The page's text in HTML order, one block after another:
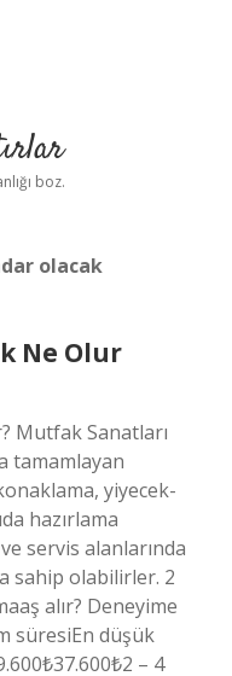
boz.
olacak
Ne Olur
Mutfak Sanatları
tamamlayan
yiyecek-
hazırlama
servis alanlarında
sahip olabilirler. 2
alır? Deneyime
süresiEn düşük
– 4